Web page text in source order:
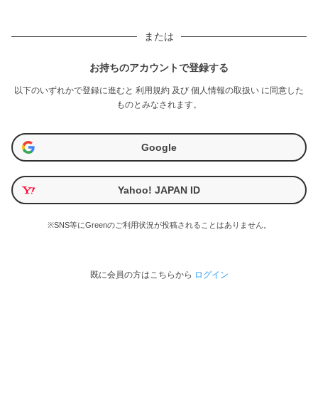
または
お持ちのアカウントで登録する
以下のいずれかで登録に進むと 利用規約 及び 個人情報の取扱い に同意した
ものとみなされます。
Google
Yahoo! JAPAN ID
※SNS等にGreenのご利用状況が投稿されることはありません。
既に会員の方はこちらから ログイン